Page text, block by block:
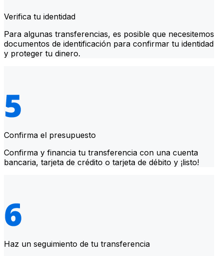
Verifica tu identidad
Para algunas transferencias, es posible que necesitemos
documentos de identificación para confirmar tu identidad
y proteger tu dinero.
Confirma el presupuesto
Confirma y financia tu transferencia con una cuenta
bancaria, tarjeta de crédito o tarjeta de débito y ¡listo!
Haz un seguimiento de tu transferencia